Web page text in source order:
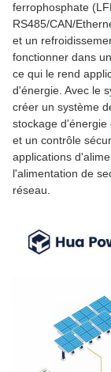
ferrophosphate
RS485/CAN/
et un
fonctionner dans
ce qui le rend
d'énergie. Avec le
créer un système
stockage
et un contrôle
applications
l'alimentation de
réseau.